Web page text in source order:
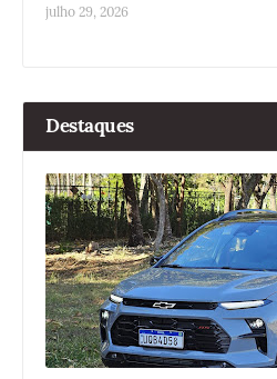
julho 29, 2026
Destaques